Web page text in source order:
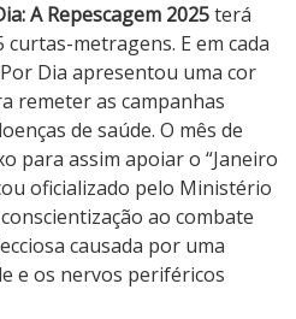
A Repescagem 2025terá
metragens. E em cada
Dia apresentou uma cor
remeter as campanhas
de saúde. O mês de
para assim apoiar o “Janeiro
oficializado pelo Ministério
ao combate
causada por uma
e os nervos periféricos